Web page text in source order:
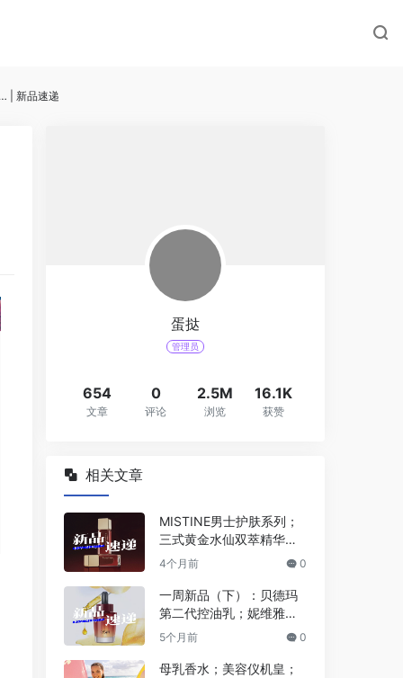
| 新品速递
蛋挞
管理员
654
文章
0
评论
2.5M
浏览
16.1K
获赞
相关文章
MISTINE男士护肤系列；
三式黄金水仙双萃精华
油；米家×闻献智能香氛
新品速递
4个月前 0
一周新品（下）：贝德玛
第二代控油乳；妮维雅战
痘防晒；OLAY超红瓶水霜
膜… | 新品速递
5个月前 0
母乳香水；美容仪机皇；